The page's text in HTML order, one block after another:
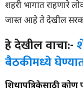
शहरी भागात राहणारे
जास्त आहे ते देखील
हे देखील वाचा:-
बैठकीमध्ये
शिधापत्रिकेसाठी